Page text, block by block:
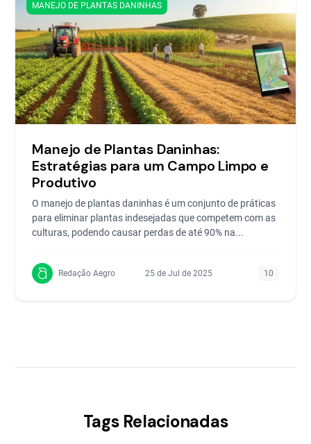
MANEJO DE PLANTAS DANINHAS
Manejo de Plantas Daninhas:
Estratégias para um Campo Limpo e
Produtivo
O manejo de plantas daninhas é um conjunto de práticas
para eliminar plantas indesejadas que competem com as
culturas, podendo causar perdas de até 90% na...
Redação Aegro 25 de Jul de 2025 10
Tags Relacionadas